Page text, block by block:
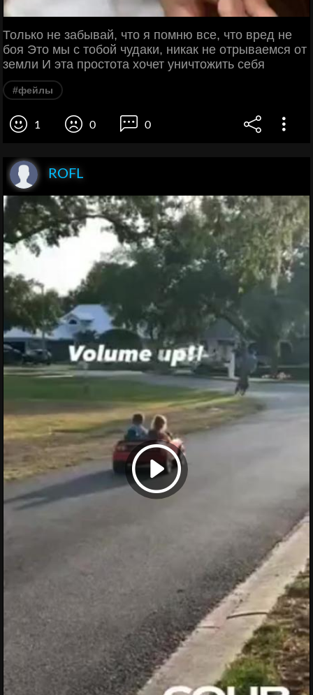
Только не забывай, что я помню все, что вред не
боя Это мы с тобой чудаки, никак не отрываемся от
земли И эта простота хочет уничтожить себя
#фейлы
1 0 0
ROFL